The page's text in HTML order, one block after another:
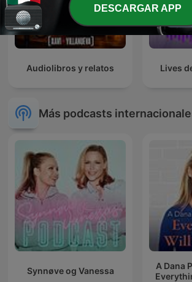
Audiolibros y relatos Lives
Más podcasts
Synnøve og Vanessa
A Dana
DESCARGAR APP